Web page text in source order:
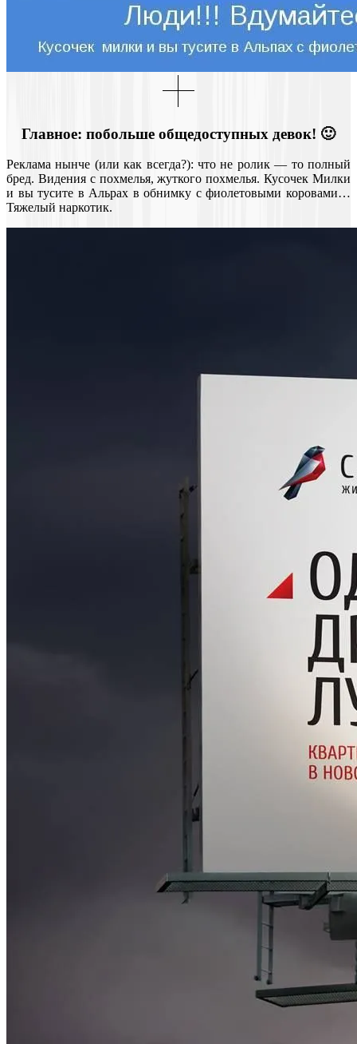
Главное: побольше общедоступных девок! 🙂
Реклама нынче (или как всегда?): что не ролик — то полный
бред. Видения с похмелья, жуткого похмелья. Кусочек Милки
и вы тусите в Альрах в обнимку с фиолетовыми коровами…
Тяжелый наркотик.